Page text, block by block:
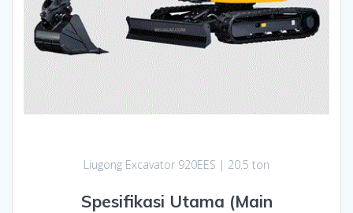
Liugong Excavator 920EES | 20.5 ton
Spesifikasi Utama (Main